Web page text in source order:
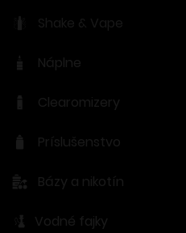
Shake & Vape
Náplne
Clearomizery
Príslušenstvo
Bázy a nikotín
Vodné fajky